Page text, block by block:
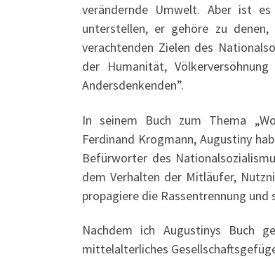
verändernde Umwelt. Aber ist
unterstellen, er gehöre zu
verachtenden Zielen des
der Humanität,
Andersdenkenden”.
In seinem Buch zum Thema
Ferdinand Krogmann, Augustiny
Befürworter des
dem Verhalten der Mitläufer,
propagiere die Rassentrennung und
Nachdem ich Augustinys Buch
mittelalterliches